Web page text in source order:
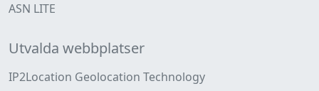
ASN LITE
Utvalda webbplatser
IP2Location Geolocation Technology